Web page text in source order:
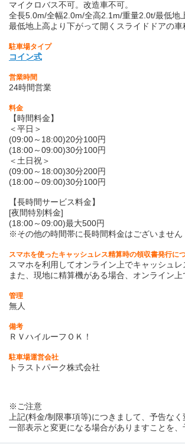
マイクロバス不可。改造車不可。
全長5.0m/全幅2.0m/全高2.1m/重量2.0t/最低地
最低地上高より下がって開くスライドドアの車
駐車場タイプ
コイン式
営業時間
24時間営業
料金
【時間料金】
＜平日＞
(09:00～18:00)20分100円
(18:00～09:00)30分100円
＜土日祝＞
(09:00～18:00)30分200円
(18:00～09:00)30分100円
【長時間サービス料金】
[夜間特別料金]
(18:00～09:00)最大500円
※その他の時間帯に長時間料金はございません
スマホを使ったキャッシュレス精算時の領収書発行に
スマホを利用してオンライン上でキャッシュ
また、現地に精算機がある場合、オンライン
管理
無人
備考
ＲＶハイルーフＯＫ！
駐車場運営会社
トラストパーク株式会社
※ご注意
上記(料金/制限事項等)につきまして、予告なく
一部表示と変更になる場合がありますことを、